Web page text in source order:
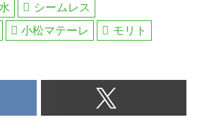
シームレス
小松マテーレ
モリト